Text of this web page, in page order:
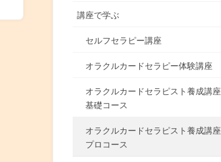
講座で学ぶ
セルフセラピー講座
オラクルカードセラピー体験講座
オラクルカードセラピスト養成講座
基礎コース
オラクルカードセラピスト養成講座
プロコース